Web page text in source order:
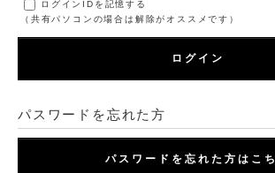
ログインIDを記憶する
（共有パソコンの場合は解除がオススメです）
ログイン
パスワードを忘れた方
パスワードを忘れた方はこ